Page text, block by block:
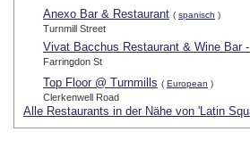
Anexo Bar & Restaurant ( spanisch )
Turnmill Street
Vivat Bacchus Restaurant & Wine Bar
Farringdon St
Top Floor @ Turnmills ( European )
Clerkenwell Road
Alle Restaurants in der Nähe von 'Latin